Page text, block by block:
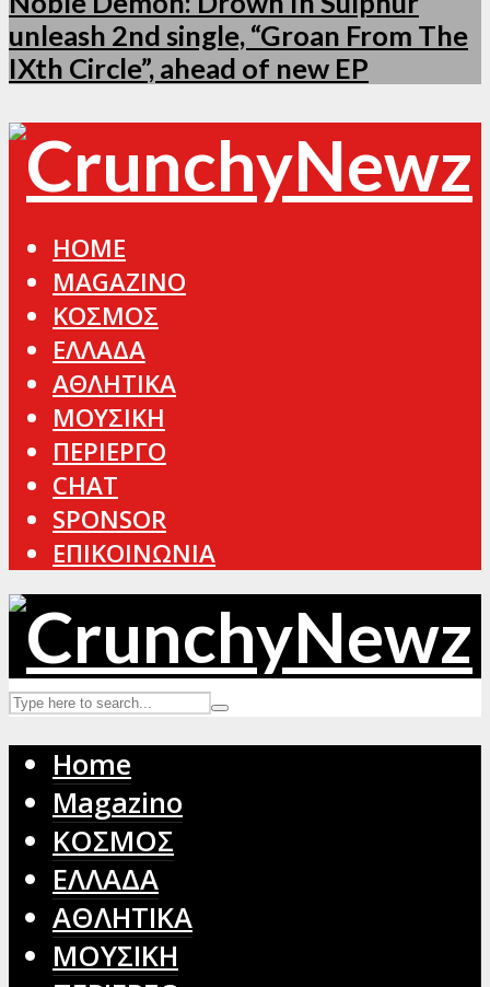
unleash 2nd single, “Groan From The
IXth Circle”, ahead of new EP
HOME
MAGAZINO
ΚΟΣΜΟΣ
ΕΛΛΑΔΑ
ΑΘΛΗΤΙΚΑ
ΜΟΥΣΙΚΗ
ΠΕΡΙΕΡΓΟ
CHAT
SPONSOR
ΕΠΙΚΟΙΝΩΝΙΑ
Home
Magazino
ΚΟΣΜΟΣ
ΕΛΛΑΔΑ
ΑΘΛΗΤΙΚΑ
ΜΟΥΣΙΚΗ